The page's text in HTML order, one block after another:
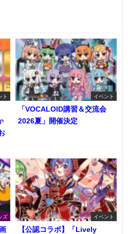
ト イベント
「VOCALOID講習＆交流会
2026夏」開催決定
ズ イベント
【公認コラボ】「Lively